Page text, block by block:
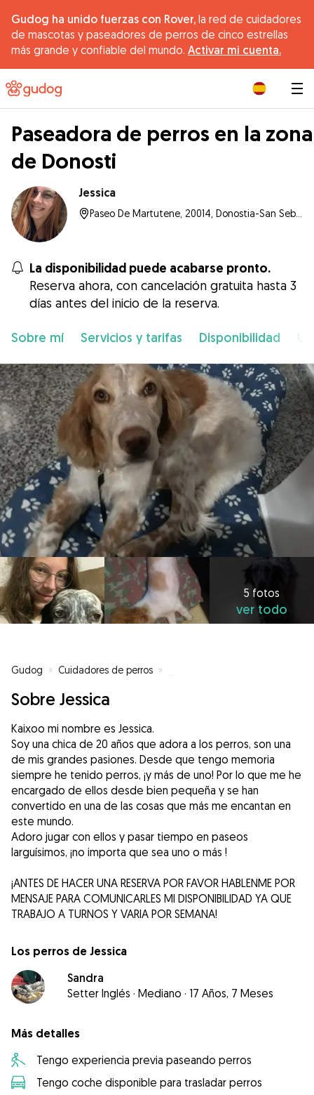
Gudog ha unido fuerzas con Rover, la red de cuidadores
de mascotas y paseadores de perros de cinco estrellas
más grande y confiable del mundo. Activar mi cuenta.
Paseadora de perros en la zona
de Donosti
Jessica
La disponibilidad puede acabarse pronto.
Reserva ahora, con cancelación gratuita hasta 3
días antes del inicio de la reserva.
Sobre mí Servicios y tarifas Disponibilidad
5 fotos
ver todo
Gudog » Cuidadores de perros »
Sobre Jessica
Kaixoo mi nombre es Jessica.
Soy una chica de 20 años que adora a los perros, son una
de mis grandes pasiones. Desde que tengo memoria
siempre he tenido perros, ¡y más de uno! Por lo que me he
encargado de ellos desde bien pequeña y se han
convertido en una de las cosas que más me encantan en
este mundo.
Adoro jugar con ellos y pasar tiempo en paseos
larguísimos, ¡no importa que sea uno o más !
¡ANTES DE HACER UNA RESERVA POR FAVOR HABLENME POR
MENSAJE PARA COMUNICARLES MI DISPONIBILIDAD YA QUE
TRABAJO A TURNOS Y VARIA POR SEMANA!
Los perros de Jessica
Sandra
Setter Inglés · Mediano · 17 Años, 7 Meses
Más detalles
Tengo experiencia previa paseando perros
Tengo coche disponible para trasladar perros